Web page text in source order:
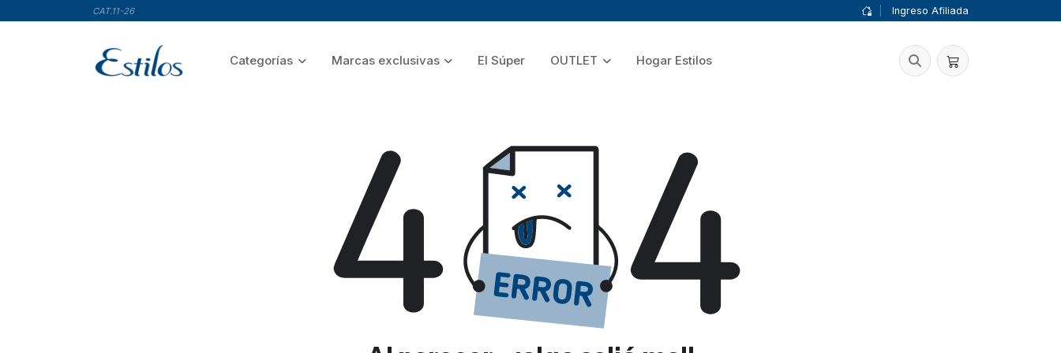
CAT.11-26 Ingreso Afiliada
Categorías Marcas exclusivas El Súper OUTLET Hogar Estilos